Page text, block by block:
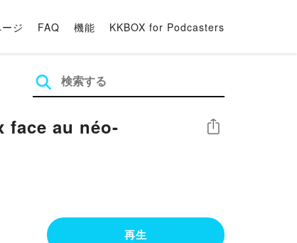
ジ FAQ 機能 KKBOX for Podcasters
face au néo-
シェア
再生